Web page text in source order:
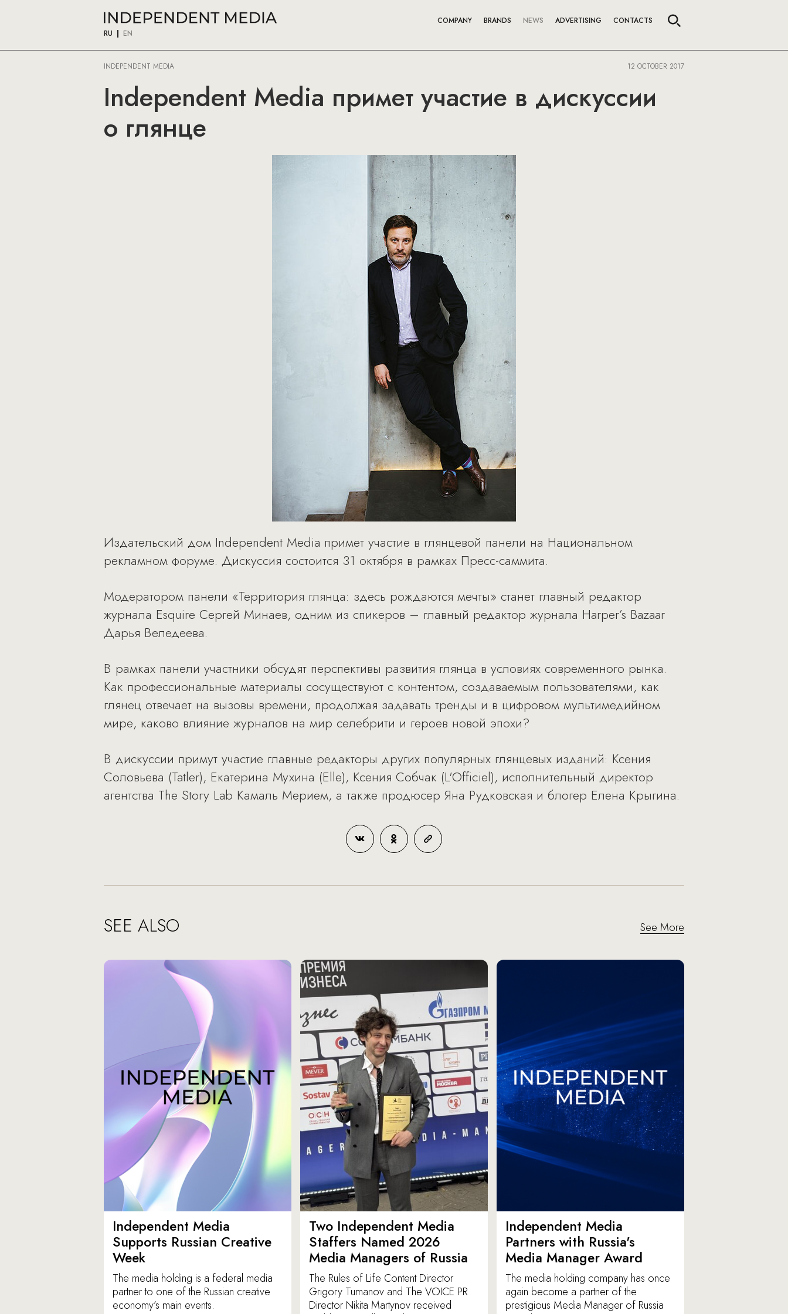
RU EN
COMPANY BRANDS NEWS ADVERTISING CONTACTS
INDEPENDENT MEDIA 12 OCTOBER 2017
Independent Media примет участие в дискуссии
о глянце
Издательский дом Independent Media примет участие в глянцевой панели на Национальном
рекламном форуме. Дискуссия состоится 31 октября в рамках Пресс-саммита.
Модератором панели «Территория глянца: здесь рождаются мечты» станет главный редактор
журнала Esquire Сергей Минаев, одним из спикеров – главный редактор журнала Harper’s Bazaar
Дарья Веледеева.
В рамках панели участники обсудят перспективы развития глянца в условиях современного рынка.
Как профессиональные материалы сосуществуют с контентом, создаваемым пользователями, как
глянец отвечает на вызовы времени, продолжая задавать тренды и в цифровом мультимедийном
мире, каково влияние журналов на мир селебрити и героев новой эпохи?
В дискуссии примут участие главные редакторы других популярных глянцевых изданий: Ксения
Соловьева (Tatler), Екатерина Мухина (Elle), Ксения Собчак (L'Officiel), исполнительный директор
агентства The Story Lab Камаль Мерием, а также продюсер Яна Рудковская и блогер Елена Крыгина.
SEE ALSO See More
Independent Media
Supports Russian Creative
Week
The media holding is a federal media
partner to one of the Russian creative
economy’s main events.
Two Independent Media
Staffers Named 2026
Media Managers of Russia
The Rules of Life Content Director
Grigory Tumanov and The VOICE PR
Director Nikita Martynov received
Independent Media
Partners with Russia's
Media Manager Award
The media holding company has once
again become a partner of the
prestigious Media Manager of Russia